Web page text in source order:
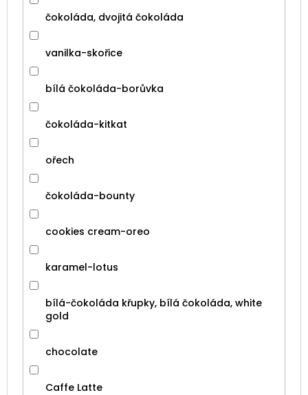
čokoláda, dvojitá čokoláda
vanilka-skořice
bílá čokoláda-borůvka
čokoláda-kitkat
ořech
čokoláda-bounty
cookies cream-oreo
karamel-lotus
bílá-čokoláda křupky, bílá čokoláda, white
gold
chocolate
Caffe Latte